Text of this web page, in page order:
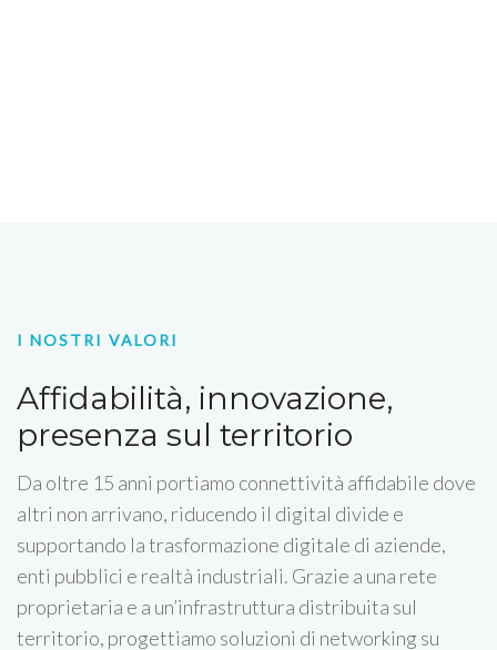
I NOSTRI VALORI
Affidabilità, innovazione,
presenza sul territorio
Da oltre 15 anni portiamo connettività affidabile dove
altri non arrivano, riducendo il digital divide e
supportando la trasformazione digitale di aziende,
enti pubblici e realtà industriali. Grazie a una rete
proprietaria e a un’infrastruttura distribuita sul
territorio, progettiamo soluzioni di networking su